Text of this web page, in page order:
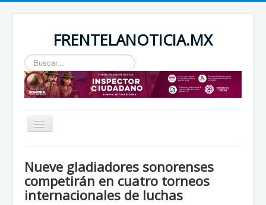
FRENTELANOTICIA.MX
Buscar...
Toggle
ESTATAL
SEGURIDAD
Nueve gladiadores sonorenses
competirán en cuatro torneos
internacionales de luchas